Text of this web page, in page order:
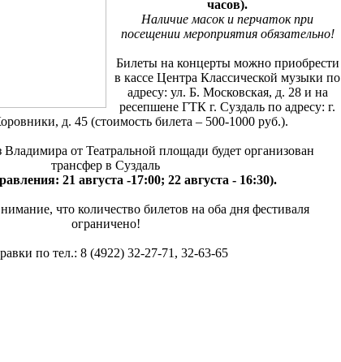
часов).
Наличие масок и перчаток при
посещении мероприятия обязательно!
Билеты на концерты можно приобрести
в кассе Центра Классической музыки по
адресу: ул. Б. Московская, д. 28 и на
ресепшене ГТК г. Суздаль по адресу: г.
д. 45 (стоимость билета – 500-1000 руб.).
от Театральной площади будет организован
трансфер в Суздаль
21 августа -17:00; 22 августа - 16:30).
что количество билетов на оба дня фестиваля
ограничено!
по тел.: 8 (4922) 32-27-71, 32-63-65